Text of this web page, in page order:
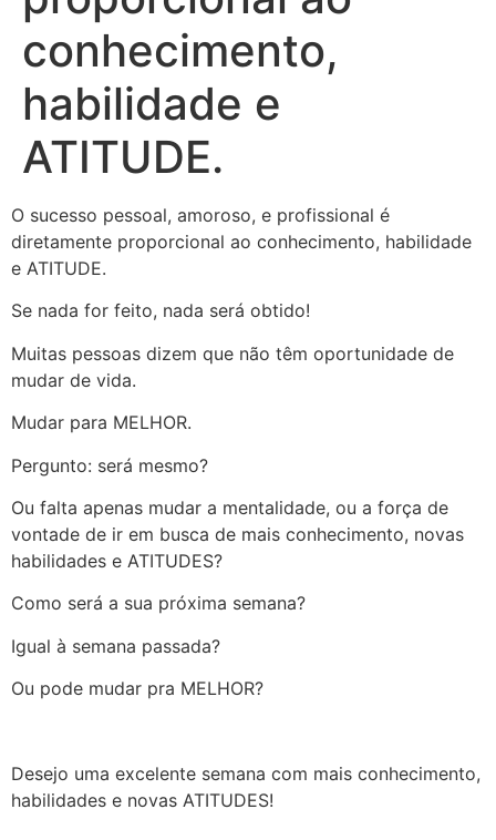
conhecimento,
habilidade e
ATITUDE.
O sucesso pessoal, amoroso, e profissional é
diretamente proporcional ao conhecimento, habilidade
e ATITUDE.
Se nada for feito, nada será obtido!
Muitas pessoas dizem que não têm oportunidade de
mudar de vida.
Mudar para MELHOR.
Pergunto: será mesmo?
Ou falta apenas mudar a mentalidade, ou a força de
vontade de ir em busca de mais conhecimento, novas
habilidades e ATITUDES?
Como será a sua próxima semana?
Igual à semana passada?
Ou pode mudar pra MELHOR?
Desejo uma excelente semana com mais conhecimento,
habilidades e novas ATITUDES!